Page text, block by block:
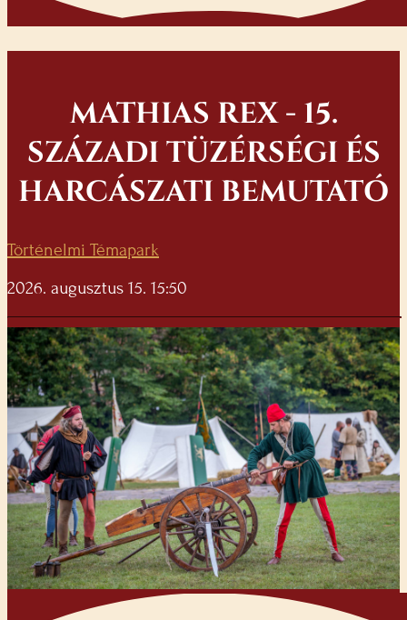
MATHIAS REX - 15.
SZÁZADI TÜZÉRSÉGI ÉS
HARCÁSZATI BEMUTATÓ
Történelmi Témapark
2026. augusztus 15. 15:50